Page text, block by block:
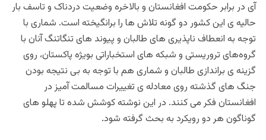
آی در برابر حکومت افغانستان و بالاخره وضعیت دردناک و تاسف بار
حالیه ی این کشور دو گونه تلاش ها را برانگیخته است. شماری با
توجه به انعطاف ناپذیری های طالبان و پیوند های تنگاتنگ آنان با
گروه‌های تروریستی و شبکه های استخباراتی بویژه پاکستان، روی
گزینه ی براندازی طالبان و شماری هم با توجه به بی نتیجه بودن
جنگ های گذشته روی معادله ی تغییرات مسالمت آمیز در
افغانستان فکر می کنند. در این نوشته کوشش شده تا پهلو های
گوناگون هر دو رویکرد به بحث گرفته شود.